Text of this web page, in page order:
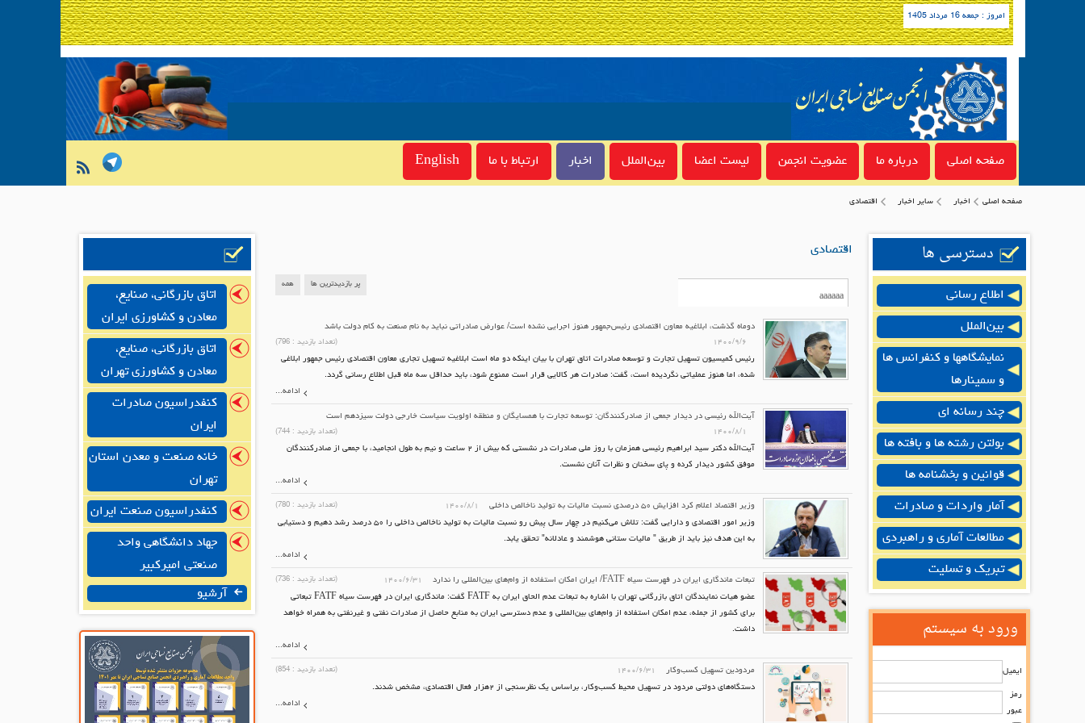
امروز : جمعه 16 مرداد 1405
صفحه اصلی درباره ما عضویت انجمن لیست اعضا بین‌الملل اخبار ارتباط با ما English
صفحه اصلی اخبار سایر اخبار اقتصادی
دسترسی ها
اطلاع رسانی
بین‌الملل
نمایشگاهها و کنفرانس ها
و سمینارها
چند رسانه ای
بولتن رشته ها و بافته ها
قوانین و بخشنامه ها
آمار واردات و صادرات
مطالعات آماری و راهبردی
تبریک و تسلیت
ورود به سیستم
ایمیل
رمز
عبور
اقتصادی
پر بازدیدترین ها همه
دوماه گذشت، ابلاغیه معاون اقتصادی رئیس‌جمهور هنوز اجرایی نشده است/ عوارض صادراتی نباید به نام صنعت به کام دولت باشد
۱۴۰۰/۹/۶ (تعداد بازدید : 796
)
رئیس کمیسیون تسهیل تجارت و توسعه صادرات اتاق تهران با بیان اینکه دو ماه است ابلاغیه تسهیل تجاری معاون اقتصادی رئیس جمهور ابلاغی
شده، اما هنوز عملیاتی نگردیده است، گفت: صادرات هر کالایی قرار است ممنوع شود، باید حداقل سه ماه قبل اطلاع رسانی گردد.
ادامه...
آیت‌الله رئیسی در دیدار جمعی از صادرکنندگان: توسعه تجارت با همسایگان و منطقه اولویت سیاست خارجی دولت سیزدهم است
۱۴۰۰/۸/۱ (تعداد بازدید : 744
)
آیت‌الله دکتر سید ابراهیم رئیسی همزمان با روز ملی صادرات در نشستی که بیش از ۲ ساعت و نیم به طول انجامید، با جمعی از صادرکنندگان
موفق کشور دیدار کرده و پای سخنان و نظرات آنان نشست.
ادامه...
وزیر اقتصاد اعلام کرد افزایش ۵۰ درصدی نسبت مالیات به تولید ناخالص داخلی ۱۴۰۰/۸/۱ (تعداد بازدید : 780
)
وزیر امور اقتصادی و دارایی گفت: تلاش می‌کنیم در چهار سال پیش رو نسبت مالیات به تولید ناخالص داخلی را ۵۰ درصد رشد دهیم و دستیابی
به این هدف نیز باید از طریق " مالیات ستانی هوشمند و عادلانه" تحقق یابد.
ادامه...
تبعات ماندگاری ایران در فهرست سیاه FATF/ ایران امکان استفاده از وام‌های بین‌المللی را ندارد ۱۴۰۰/۶/۳۱ (تعداد بازدید : 736
)
عضو هیات نمایندگان اتاق بازرگانی تهران با اشاره به تبعات عدم الحاق ایران به FATF گفت: ماندگاری ایران در فهرست سیاه FATF تبعاتی
برای کشور از جمله، عدم امکان استفاده از وام‌های بین‌المللی و عدم دسترسی ایران به منابع حاصل از صادرات نفتی و غیرنفتی به همراه خواهد
داشت.
ادامه...
مردودین تسهیل کسب‌وکار ۱۴۰۰/۶/۳۱ (تعداد بازدید : 854
)
دستگاه‌های دولتی مردود در تسهیل محیط کسب‌وکار، براساس یک نظرسنجی از ۲هزار فعال اقتصادی، مشخص شدند.
ادامه...
اتاق بازرگانی، صنایع،
معادن و کشاورزی ایران
اتاق بازرگانی، صنایع،
معادن و کشاورزی تهران
کنفدراسیون صادرات
ایران
خانه صنعت و معدن استان
تهران
کنفدراسیون صنعت ایران
جهاد دانشگاهی واحد
صنعتی امیرکبیر
آرشیو